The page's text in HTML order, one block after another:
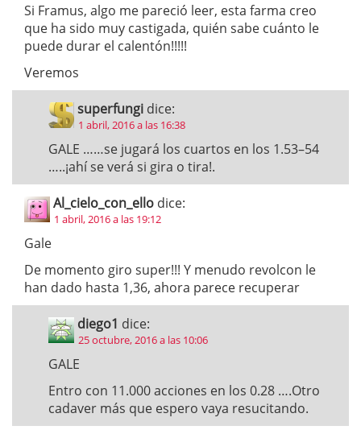
Si Framus, algo me pareció leer, esta farma creo
que ha sido muy castigada, quién sabe cuánto le
puede durar el calentón!!!!!
Veremos
superfungi dice:
1 abril, 2016 a las 16:38
GALE ……se jugará los cuartos en los 1.53–54
…..¡ahí se verá si gira o tira!.
Al_cielo_con_ello dice:
1 abril, 2016 a las 19:12
Gale
De momento giro super!!! Y menudo revolcon le
han dado hasta 1,36, ahora parece recuperar
diego1 dice:
25 octubre, 2016 a las 10:06
GALE
Entro con 11.000 acciones en los 0.28 ….Otro
cadaver más que espero vaya resucitando.